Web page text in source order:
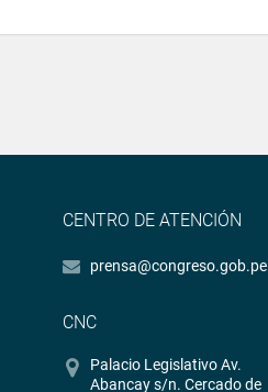
CENTRO DE ATENCIÓN
prensa@congreso.gob.pe
CNC
Palacio Legislativo Av.
Abancay s/n. Cercado de